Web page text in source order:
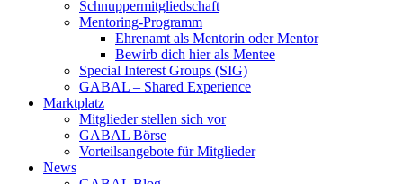
Schnuppermitgliedschaft
Mentoring-Programm
Ehrenamt als Mentorin oder Mentor
Bewirb dich hier als Mentee
Special Interest Groups (SIG)
GABAL – Shared Experience
Marktplatz
Mitglieder stellen sich vor
GABAL Börse
Vorteilsangebote für Mitglieder
News